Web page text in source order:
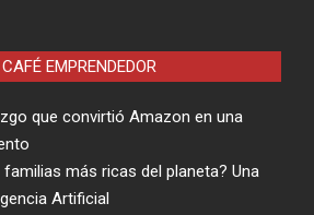
CAFÉ EMPRENDEDOR
que convirtió Amazon en una
familias más ricas del planeta? Una
Artificial